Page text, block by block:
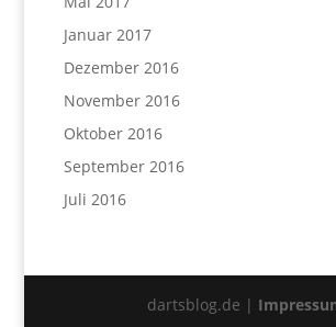
Januar 2017
Dezember 2016
November 2016
Oktober 2016
September 2016
Juli 2016
dartsblog.de |